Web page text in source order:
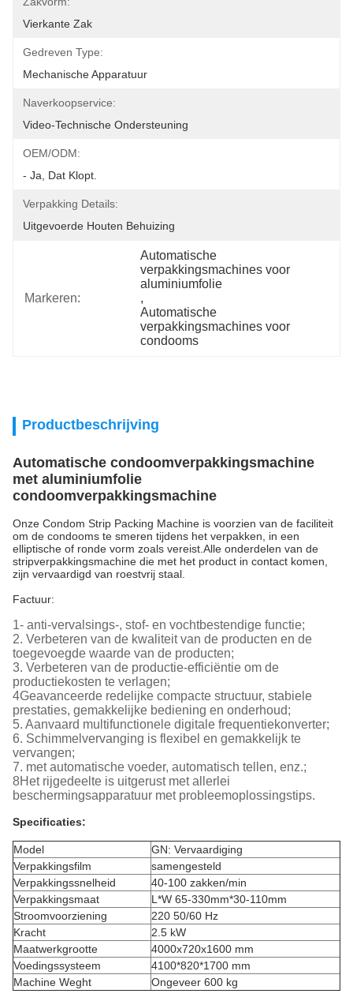
Vierkante Zak
Gedreven Type:
Mechanische Apparatuur
Naverkoopservice:
Video-Technische Ondersteuning
OEM/ODM:
- Ja, Dat Klopt.
Verpakking Details:
Uitgevoerde Houten Behuizing
Markeren:
Automatische
verpakkingsmachines voor
aluminiumfolie
,
Automatische
verpakkingsmachines voor
condooms
Productbeschrijving
Automatische condoomverpakkingsmachine
met aluminiumfolie
condoomverpakkingsmachine
Onze Condom Strip Packing Machine is voorzien van de faciliteit
om de condooms te smeren tijdens het verpakken, in een
elliptische of ronde vorm zoals vereist.Alle onderdelen van de
stripverpakkingsmachine die met het product in contact komen,
zijn vervaardigd van roestvrij staal.
Factuur:
1- anti-vervalsings-, stof- en vochtbestendige functie;
2. Verbeteren van de kwaliteit van de producten en de
toegevoegde waarde van de producten;
3. Verbeteren van de productie-efficiëntie om de
productiekosten te verlagen;
4Geavanceerde redelijke compacte structuur, stabiele
prestaties, gemakkelijke bediening en onderhoud;
5. Aanvaard multifunctionele digitale frequentiekonverter;
6. Schimmelvervanging is flexibel en gemakkelijk te
vervangen;
7. met automatische voeder, automatisch tellen, enz.;
8Het rijgedeelte is uitgerust met allerlei
beschermingsapparatuur met probleemoplossingstips.
Specificaties:
Model
GN: Vervaardiging
Verpakkingsfilm
samengesteld
Verpakkingssnelheid
40-100 zakken/min
Verpakkingsmaat
L*W 65-330mm*30-110mm
Stroomvoorziening
220 50/60 Hz
Kracht
2.5 kW
Maatwerkgrootte
4000x720x1600 mm
Voedingssysteem
4100*820*1700 mm
Machine Weght
Ongeveer 600 kg